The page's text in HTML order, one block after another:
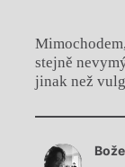
stejně
jinak než